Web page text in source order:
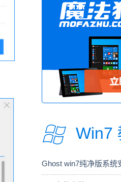
Win7
Ghost win7纯净版系统